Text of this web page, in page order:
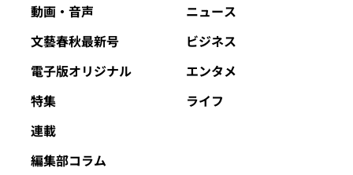
動画・音声
文藝春秋最新号
電子版オリジナル
特集
連載
編集部コラム
ニュース
ビジネス
エンタメ
ライフ